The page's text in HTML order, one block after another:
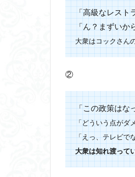
「高級なレスト
「ん？まずいか
大衆はコックさん
②
「この政策はな
「どういう点がダ
「えっ、テレビで
大衆は知れ渡って